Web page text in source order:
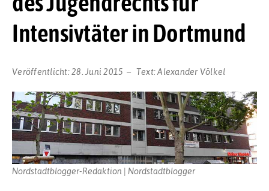
Intensivtäter in Dortmund
Veröffentlicht:28. Juni 2015 Text:Alexander Völkel
Nordstadtblogger-Redaktion | Nordstadtblogger